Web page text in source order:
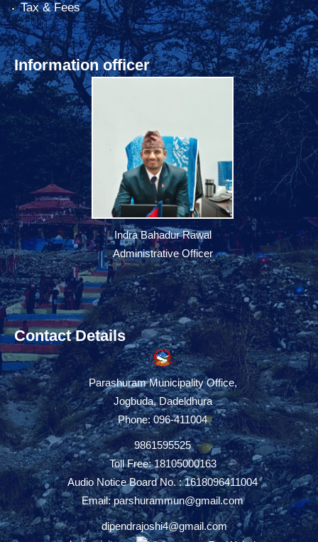
Tax & Fees
Information officer
Indra Bahadur Rawal
Administrative Officer
Contact Details
Parashuram Municipality Office,
Jogbuda, Dadeldhura
Phone: 096-411004
9861595525
Toll Free: 18105000163
Audio Notice Board No. : 1618096411004
Email:parshurammun@gmail.com
dipendrajoshi4@gmail.com